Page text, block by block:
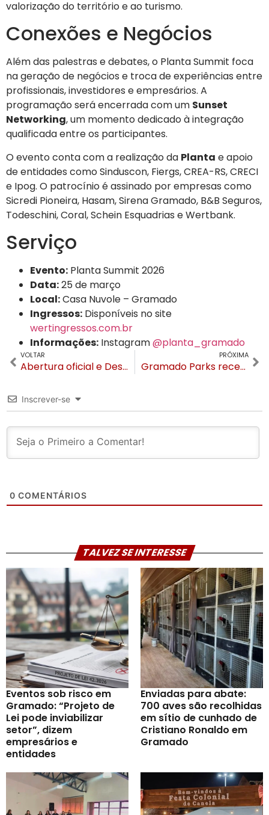
valorização do território e ao turismo.
Conexões e Negócios
Além das palestras e debates, o Planta Summit foca
na geração de negócios e troca de experiências entre
profissionais, investidores e empresários. A
programação será encerrada com um Sunset
Networking, um momento dedicado à integração
qualificada entre os participantes.
O evento conta com a realização da Planta e apoio
de entidades como Sinduscon, Fiergs, CREA-RS, CRECI
e Ipog. O patrocínio é assinado por empresas como
Sicredi Pioneira, Hasam, Sirena Gramado, B&B Seguros,
Todeschini, Coral, Schein Esquadrias e Wertbank.
Serviço
Evento: Planta Summit 2026
Data:25 de março
Local:Casa Nuvole – Gramado
Ingressos: Disponíveis no site
wertingressos.com.br
Informações: Instagram@planta_gramado
VOLTAR
Abertura oficial e Desfile Encantado inauguram a programação da Páscoa em Canela neste sábado (21)
PRÓXIMA
Gramado Parks recebe Medalha da 56ª Legislatura em Porto Alegre
Inscrever-se
0 COMENTÁRIOS
TALVEZ SE INTERESSE
Eventos sob risco em
Gramado: “Projeto de
Lei pode inviabilizar
setor”, dizem
empresários e
entidades
Enviadas para abate:
700 aves são recolhidas
em sítio de cunhado de
Cristiano Ronaldo em
Gramado